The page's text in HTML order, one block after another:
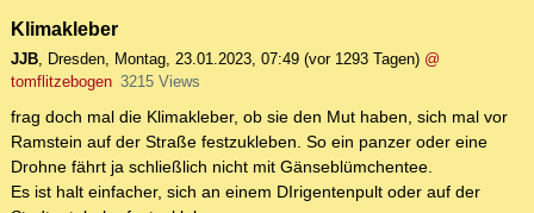
Klimakleber
JJB, Dresden, Montag, 23.01.2023, 07:49 (vor 1293 Tagen) @
tomflitzebogen 3215 Views
frag doch mal die Klimakleber, ob sie den Mut haben, sich mal vor
Ramstein auf der Straße festzukleben. So ein panzer oder eine
Drohne fährt ja schließlich nicht mit Gänseblümchentee.
Es ist halt einfacher, sich an einem DIrigentenpult oder auf der